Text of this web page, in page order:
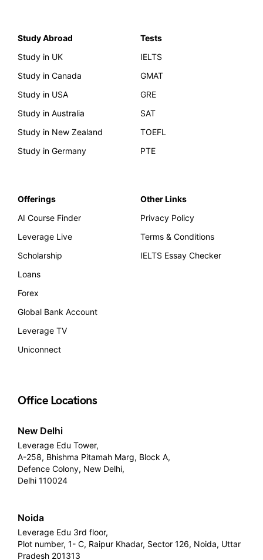
Study Abroad
Study in UK
Study in Canada
Study in USA
Study in Australia
Study in New Zealand
Study in Germany
Tests
IELTS
GMAT
GRE
SAT
TOEFL
PTE
Offerings
AI Course Finder
Leverage Live
Scholarship
Loans
Forex
Global Bank Account
Leverage TV
Uniconnect
Other Links
Privacy Policy
Terms & Conditions
IELTS Essay Checker
Office Locations
New Delhi
Leverage Edu Tower,
A-258, Bhishma Pitamah Marg, Block A,
Defence Colony, New Delhi,
Delhi 110024
Noida
Leverage Edu 3rd floor,
Plot number, 1- C, Raipur Khadar, Sector 126, Noida, Uttar
Pradesh 201313